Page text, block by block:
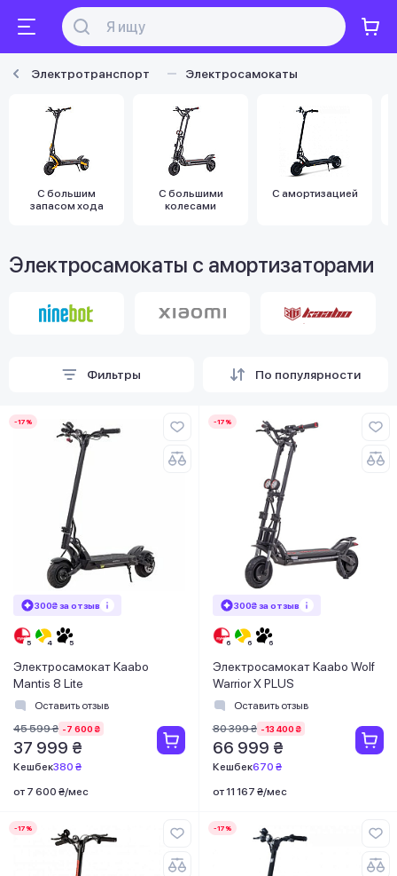
Электротранспорт Электросамокаты
С большим
запасом хода
С большими
колесами
С амортизацией
Электросамокаты с амортизаторами
Фильтры По популярности
-17%
300₴ за отзыв
Электросамокат Kaabo
Mantis 8 Lite
Оставить отзыв
45 599 ₴ -7 600 ₴
37 999 ₴
Кешбек380 ₴
от 7 600 ₴/мес
-17%
300₴ за отзыв
Электросамокат Kaabo Wolf
Warrior X PLUS
Оставить отзыв
80 399 ₴ -13 400 ₴
66 999 ₴
Кешбек670 ₴
от 11 167 ₴/мес
-17% -17%